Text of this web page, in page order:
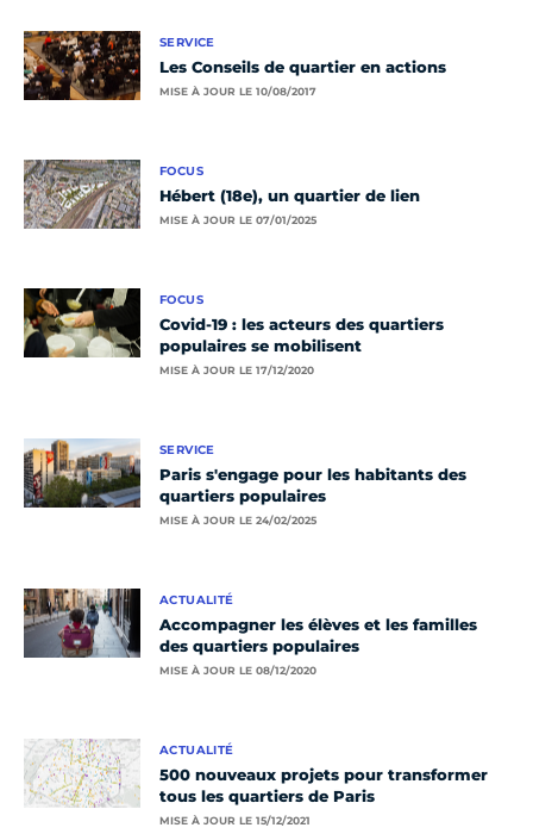
SERVICE
Les Conseils de quartier en actions
MISE À JOUR LE 10/08/2017
FOCUS
Hébert (18e), un quartier de lien
MISE À JOUR LE 07/01/2025
FOCUS
Covid-19 : les acteurs des quartiers
populaires se mobilisent
MISE À JOUR LE 17/12/2020
SERVICE
Paris s'engage pour les habitants des
quartiers populaires
MISE À JOUR LE 24/02/2025
ACTUALITÉ
Accompagner les élèves et les familles
des quartiers populaires
MISE À JOUR LE 08/12/2020
ACTUALITÉ
500 nouveaux projets pour transformer
tous les quartiers de Paris
MISE À JOUR LE 15/12/2021